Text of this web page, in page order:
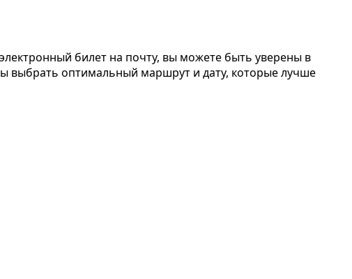
билет на почту, вы можете быть уверены в
выбрать оптимальный маршрут и дату, которые лучше